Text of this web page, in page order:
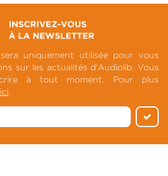
uniquement utilisée pour vous
sur les actualités d'Audiolib. Vous
à tout moment. Pour plus
.